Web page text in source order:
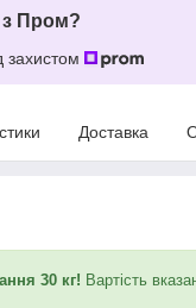
з Пром?
захистом
Доставка
30 кг! Вартість